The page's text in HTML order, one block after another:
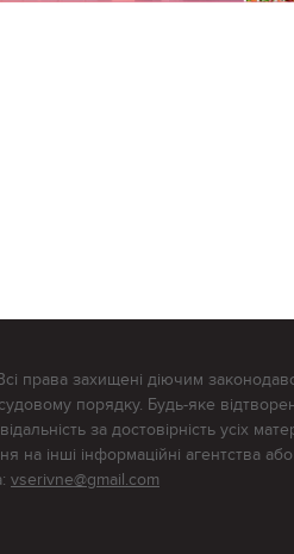
права захищені діючим
порядку. Будь-яке
за достовірність усіх
на інші інформаційні агентства
vserivne@gmail.com